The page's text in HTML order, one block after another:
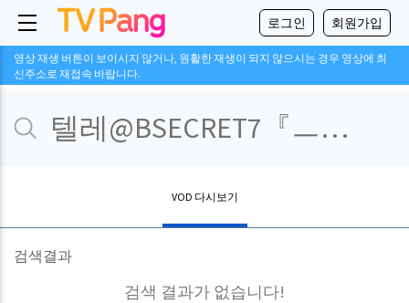
로그인 회원가입
영상 재생 버튼이 보이시지 않거나, 원활한 재생이 되지 않으시는 경우 영상에 최
신주소로 재접속 바랍니다.
VOD 다시보기
검색결과
검색 결과가 없습니다!